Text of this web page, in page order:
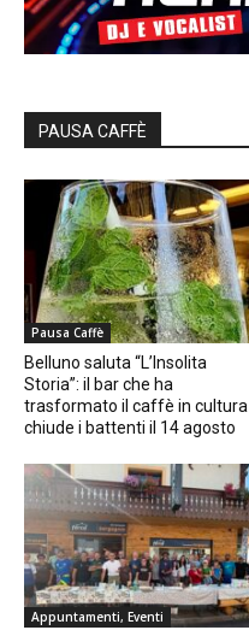
PAUSA CAFFÈ
Pausa Caffè
Belluno saluta “L’Insolita
Storia”: il bar che ha
trasformato il caffè in cultura
chiude i battenti il 14 agosto
Appuntamenti, Eventi